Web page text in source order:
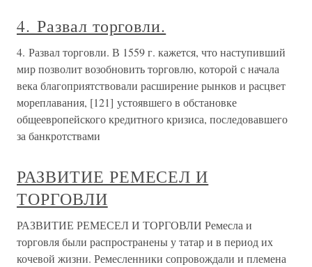
4. Развал торговли.
4. Развал торговли. В 1559 г. кажется, что наступивший
мир позволит возобновить торговлю, которой с начала
века благоприятствовали расширение рынков и расцвет
мореплавания, [121] устоявшего в обстановке
общеевропейского кредитного кризиса, последовавшего
за банкротствами
РАЗВИТИЕ РЕМЕСЕЛ И
ТОРГОВЛИ
РАЗВИТИЕ РЕМЕСЕЛ И ТОРГОВЛИ Ремесла и
торговля были распространены у татар и в период их
кочевой жизни. Ремесленники сопровождали и племена